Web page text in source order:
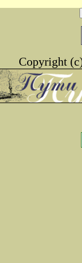
Copyright